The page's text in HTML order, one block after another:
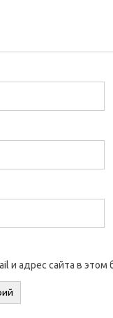
и адрес сайта в